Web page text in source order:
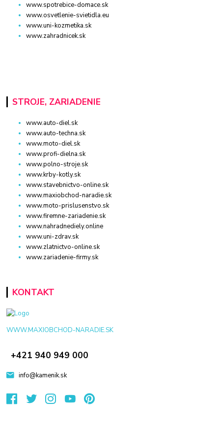
www.spotrebice-domace.sk
www.osvetlenie-svietidla.eu
www.uni-kozmetika.sk
www.zahradnicek.sk
STROJE, ZARIADENIE
www.auto-diel.sk
www.auto-techna.sk
www.moto-diel.sk
www.profi-dielna.sk
www.polno-stroje.sk
www.krby-kotly.sk
www.stavebnictvo-online.sk
www.maxiobchod-naradie.sk
www.moto-prislusenstvo.sk
www.firemne-zariadenie.sk
www.nahradnediely.online
www.uni-zdrav.sk
www.zlatnictvo-online.sk
www.zariadenie-firmy.sk
KONTAKT
WWW.MAXIOBCHOD-NARADIE.SK
+421 940 949 000
info@kamenik.sk